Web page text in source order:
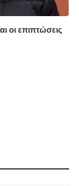
οι επιπτώσεις